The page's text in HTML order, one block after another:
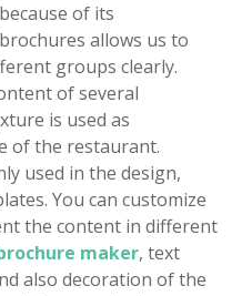
of its
allows us to
groups clearly.
of several
is used as
of the restaurant.
used in the design,
You can customize
the content in different
maker, text
also decoration of the